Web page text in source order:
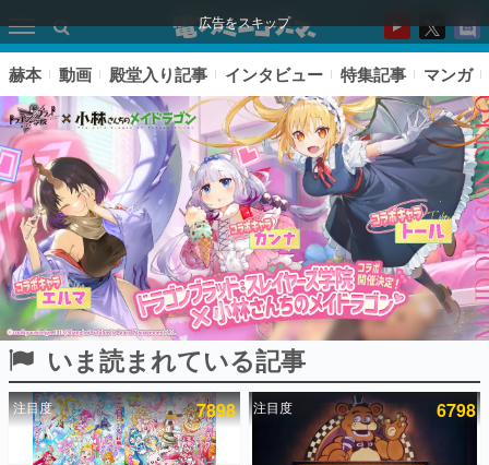
広告をスキップ
ピックアップ
電ファミのいま読まれている記事ランキング
赫本 動画 殿堂入り記事 インタビュー 特集記事 マンガ
いま読まれている記事
注目度 7898 注目度 6798